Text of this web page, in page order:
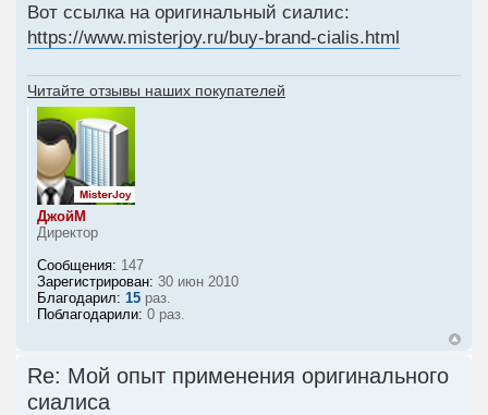
Вот ссылка на оригинальный сиалис:
https://www.misterjoy.ru/buy-brand-cialis.html
Читайте отзывы наших покупателей
ДжойМ
Директор
Сообщения: 147
Зарегистрирован: 30 июн 2010
Благодарил: 15 раз.
Поблагодарили: 0 раз.
Re: Мой опыт применения оригинального
сиалиса